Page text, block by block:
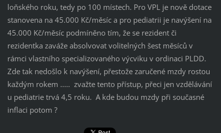
loňského roku, tedy po 100 místech. Pro VPL je nově dotace
stanovena na 45.000 Kč/měsíc a pro pediatrii je navýšení na
45.000 Kč/měsíc podmíněno tím, že se rezident či
rezidentka zaváže absolvovat volitelných šest měsíců v
rámci vlastního specializovaného výcviku v ordinaci PLDD.
Zde tak nedošlo k navýšení, přestože zaručené mzdy rostou
každým rokem ..... zvažte tento přístup, přeci jen vzdělávání
u pediatrie trvá 4,5 roku. A kde budou mzdy při současné
inflaci potom ?